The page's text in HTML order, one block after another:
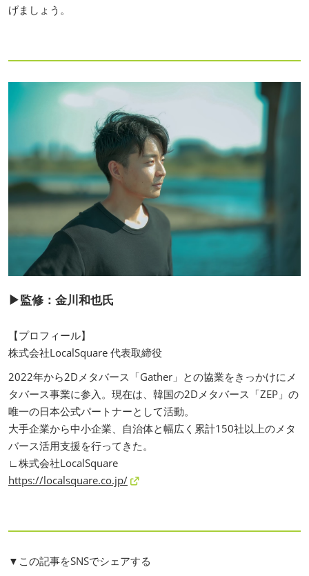
げましょう。
▶監修：金川和也氏
【プロフィール】
株式会社LocalSquare 代表取締役
2022年から2Dメタバース「Gather」との協業をきっかけにメ
タバース事業に参入。現在は、韓国の2Dメタバース「ZEP」の
唯一の日本公式パートナーとして活動。
大手企業から中小企業、自治体と幅広く累計150社以上のメタ
バース活用支援を行ってきた。
∟株式会社LocalSquare
https://localsquare.co.jp/
▼この記事をSNSでシェアする